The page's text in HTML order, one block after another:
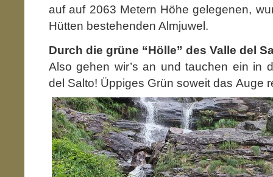
auf auf 2063 Metern Höhe gelegenen,
Hütten bestehenden Almjuwel.
Durch die grüne “Hölle” des Valle del
Also gehen wir’s an und tauchen ein in
del Salto! Üppiges Grün soweit das Auge